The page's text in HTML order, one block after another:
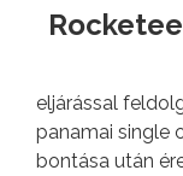
eljárással
panamai single
bontása után